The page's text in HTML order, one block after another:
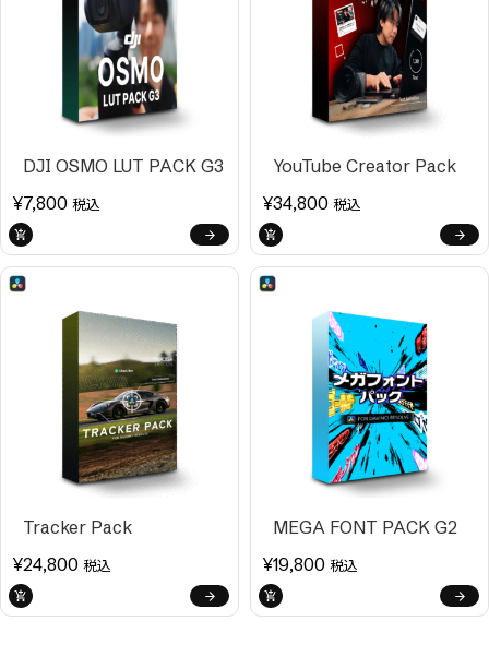
DJI OSMO LUT PACK G3
¥7,800 税込
YouTube Creator Pack
¥34,800 税込
Tracker Pack
¥24,800 税込
MEGA FONT PACK G2
¥19,800 税込